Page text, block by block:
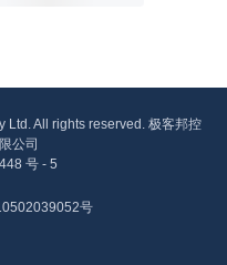
All rights reserved. 极客邦控
公司
号 - 5
号